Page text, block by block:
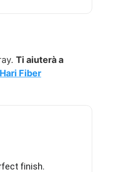
Ti aiuterà a
Fiber
finish.